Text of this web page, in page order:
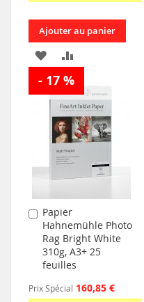
Ajouter au panier
AJOUTER
À
MA
LISTE
D’ENVIE
AU
COMPARATEUR
- 17 %
Papier
Hahnemühle Photo
Rag Bright White
310g, A3+ 25
feuilles
Prix Spécial 160,85 €
Ajouter
au
panier